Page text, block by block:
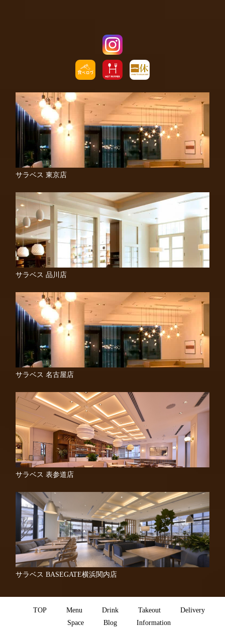
サラベス 東京店
サラベス 品川店
サラベス 名古屋店
サラベス 表参道店
サラベス BASEGATE横浜関内店
TOP Menu Drink Takeout
Delivery
Space
Blog Information